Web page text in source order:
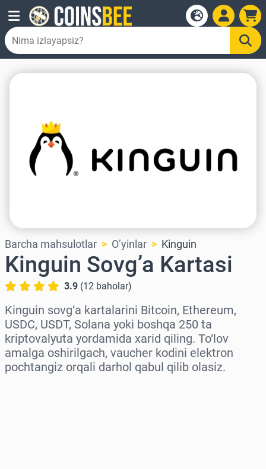
Barcha mahsulotlar O’yinlar Kinguin
Kinguin Sovg’a Kartasi
3.9 (12 baholar)
Kinguin sovg‘a kartalarini Bitcoin, Ethereum,
USDC, USDT, Solana yoki boshqa 250 ta
kriptovalyuta yordamida xarid qiling. To‘lov
amalga oshirilgach, vaucher kodini elektron
pochtangiz orqali darhol qabul qilib olasiz.